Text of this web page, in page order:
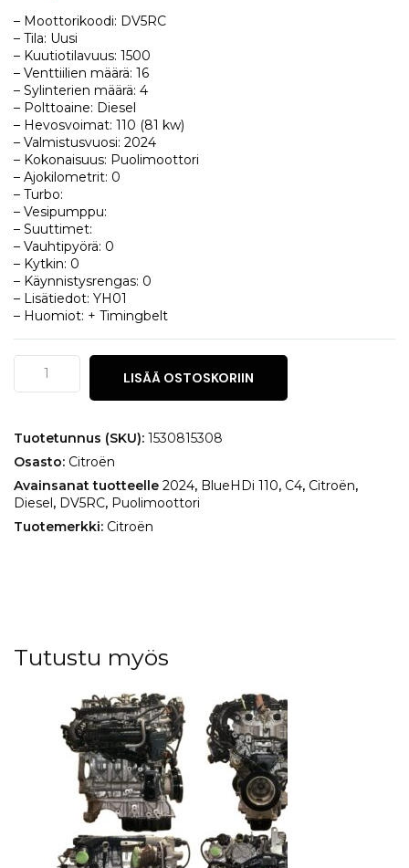
– Moottorikoodi: DV5RC
– Tila: Uusi
– Kuutiotilavuus: 1500
– Venttiilien määrä: 16
– Sylinterien määrä: 4
– Polttoaine: Diesel
– Hevosvoimat: 110 (81 kw)
– Valmistusvuosi: 2024
– Kokonaisuus: Puolimoottori
– Ajokilometrit: 0
– Turbo:
– Vesipumppu:
– Suuttimet:
– Vauhtipyörä: 0
– Kytkin: 0
– Käynnistysrengas: 0
– Lisätiedot: YH01
– Huomiot: + Timingbelt
Citroën
BlueHDi
määrä
LISÄÄ OSTOSKORIIN
Tuotetunnus (SKU): 1530815308
Osasto: Citroën
Avainsanat tuotteelle 2024, BlueHDi 110, C4, Citroën,
Diesel, DV5RC, Puolimoottori
Tuotemerkki: Citroën
Tutustu myös